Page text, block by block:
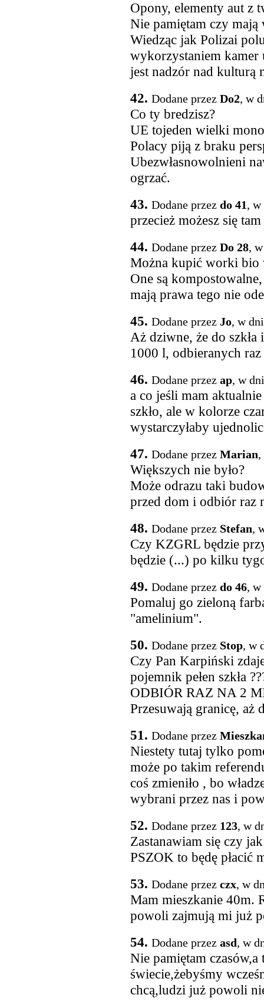
Opony, elementy aut z
Nie pamiętam czy
Wiedząc jak Polizai
wykorzystaniem
jest nadzór nad kulturą
42. Dodane przez Do2, w
Co ty bredzisz?
UE tojeden wielki
Polacy piją z braku
Ubezwłasnowolnieni
ogrzać.
43. Dodane przez do 41, w
przecież możesz się
44. Dodane przez Do 28,
Można kupić worki bio
One są
mają prawa tego nie
45. Dodane przez Jo, w
Aż dziwne, że do
1000 l, odbieranych
46. Dodane przez ap, w
a co jeśli mam
szkło, ale w kolorze
wystarczyłaby
47. Dodane przez Marian,
Większych nie było?
Może odrazu taki
przed dom i odbiór raz
48. Dodane przez Stefan,
Czy KZGRL będzie
będzie (...) po kilku
49. Dodane przez do 46, w
Pomaluj go zieloną
"amelinium".
50. Dodane przez Stop, w
Czy Pan Karpiński
pojemnik pełen szkła
ODBIÓR RAZ NA 2
Przesuwają granicę,
51. Dodane przez
Niestety tutaj tylko
może po takim
coś zmieniło , bo
wybrani przez nas i
52. Dodane przez 123, w
Zastanawiam się czy
PSZOK to będę płacić
53. Dodane przez czx, w
Mam mieszkanie 40m.
powoli zajmują mi już
54. Dodane przez asd, w
Nie pamiętam
świecie,żebyśmy
chcą,ludzi już powoli